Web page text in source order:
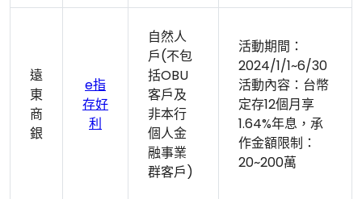
遠
東
商
銀
e指
存好
利
自然人
戶(不包
括OBU
客戶及
非本行
個人金
融事業
群客戶)
活動期間：
2024/1/1~6/30
活動內容：台幣
定存12個月享
1.64%年息，承
作金額限制：
20~200萬